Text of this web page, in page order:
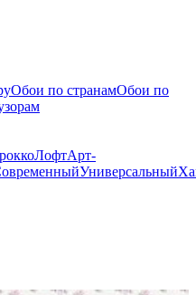
Обои по странамОбои по
ЛофтАрт-
Универсальный